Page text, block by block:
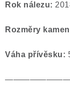
Rok nálezu:
Rozměry
Váha přívěsku: